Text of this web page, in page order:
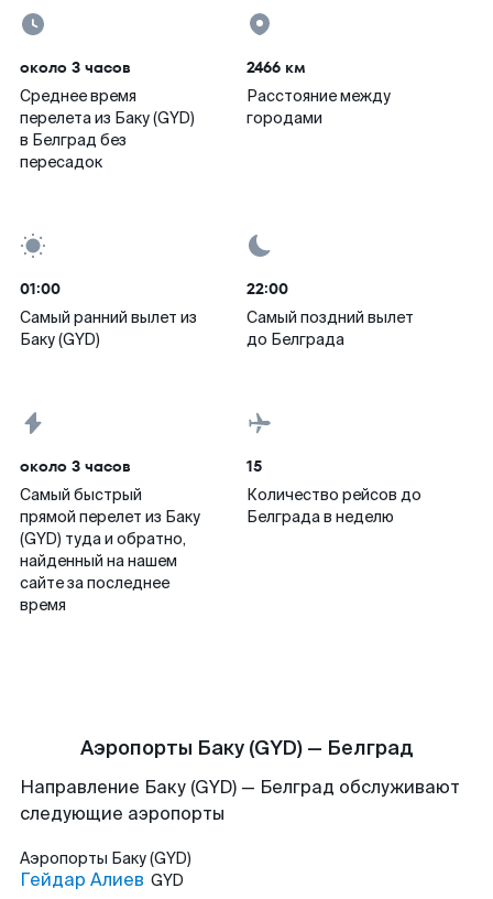
около 3 часов
Среднее время
перелета из Баку (GYD)
в Белград без
пересадок
2466 км
Расстояние между
городами
01:00
Самый ранний вылет из
Баку (GYD)
22:00
Самый поздний вылет
до Белграда
около 3 часов
Самый быстрый
прямой перелет из Баку
(GYD) туда и обратно,
найденный на нашем
сайте за последнее
время
15
Количество рейсов до
Белграда в неделю
Аэропорты Баку (GYD) — Белград
Направление Баку (GYD) — Белград обслуживают
следующие аэропорты
Аэропорты Баку (GYD)
Гейдар Алиев GYD